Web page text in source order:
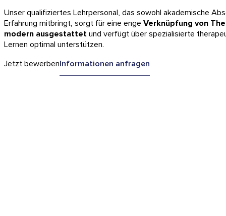
Unser qualifiziertes Lehrpersonal, das sowohl akademische
Erfahrung mitbringt, sorgt für eine enge Verknüpfung von
modern ausgestattet und verfügt über spezialisierte
Lernen optimal unterstützen.
Jetzt bewerbenInformationen anfragen